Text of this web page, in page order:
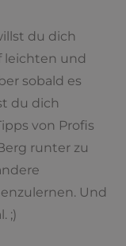
du dich
leichten und
sobald es
du dich
von Profis
runter zu
Und
;)